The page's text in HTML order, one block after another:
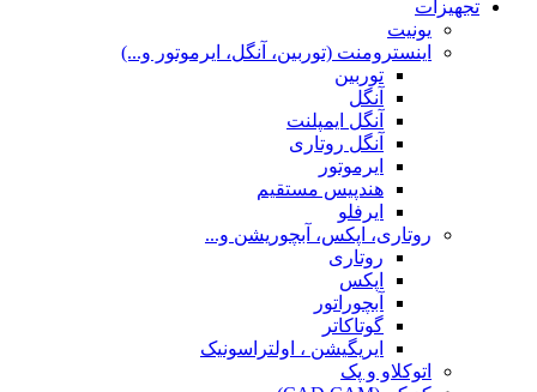
تجهیزات
یونیت
اینسترومنت (توربین، آنگل، ایرموتور و...)
توربین
آنگل
آنگل ایمپلنت
آنگل روتاری
ایرموتور
هندپیس مستقیم
ایرفلو
روتاری، اپکس، آبچوریشن و...
روتاری
اپکس
آبچوراتور
گوتاکاتر
ایریگیشن ، اولتراسونیک
اتوکلاو و پک